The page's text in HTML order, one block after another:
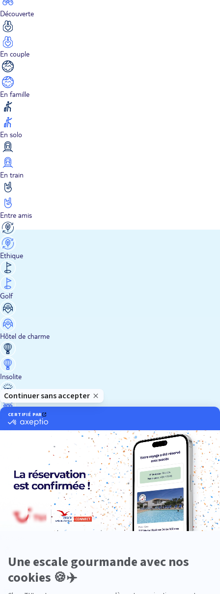
Découverte
En couple
En famille
En solo
En train
Entre amis
Ethique
Golf
Hôtel de charme
Insolite
Luxe
Premium